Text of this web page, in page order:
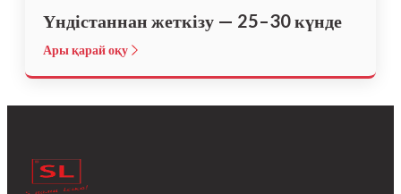
Үндістаннан жеткізу — 25–30 күнде
Ары қарай оқу